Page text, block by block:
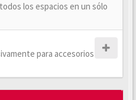
los espacios en un sólo
para accesorios